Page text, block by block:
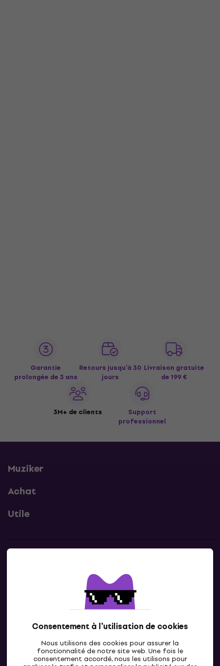
Consentement à l'utilisation de cookies
Nous utilisons des cookies pour assurer la
fonctionnalité de notre site web. Une fois le
consentement accordé, nous les utilisons pour
Garantie
prolongée de 3 ans
Retours jusqu’à 30
jours
Livraison gratuite
de 199 €
3M+ de clients
Support
professionnel
Muziker
Achat
Utile
Contacte nous